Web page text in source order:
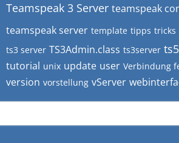
Teamspeak 3 Server teamspeak
teamspeak server template tipps tricks
ts3 server TS3Admin.class ts3server ts5
tutorial unix update user Verbindung
version vorstellung vServer